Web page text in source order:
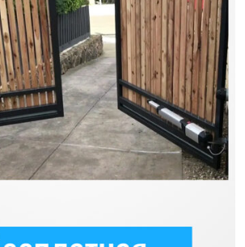
Next